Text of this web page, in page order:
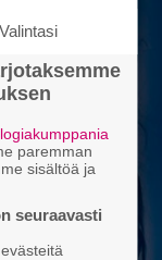
Valintasi
paremman
sisältöä ja
seuraavasti